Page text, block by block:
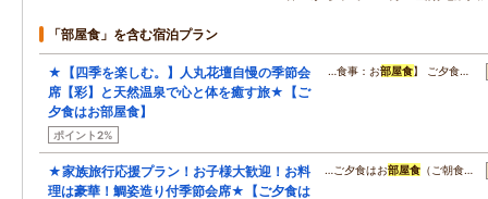
「部屋食」を含む宿泊プラン
★【四季を楽しむ。】人丸花壇自慢の季節会
席【彩】と天然温泉で心と体を癒す旅★【ご
夕食はお部屋食】
ポイント2%
…食事：お部屋食】 ご夕食…
★家族旅行応援プラン！お子様大歓迎！お料
理は豪華！鯛姿造り付季節会席★【ご夕食は
…ご夕食はお部屋食 （ご朝食…